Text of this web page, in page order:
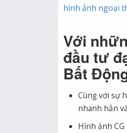
hình ảnh ngoại
Với
đầu tư
Bất
Cùng với sự
nhanh hẳn
Hình ảnh